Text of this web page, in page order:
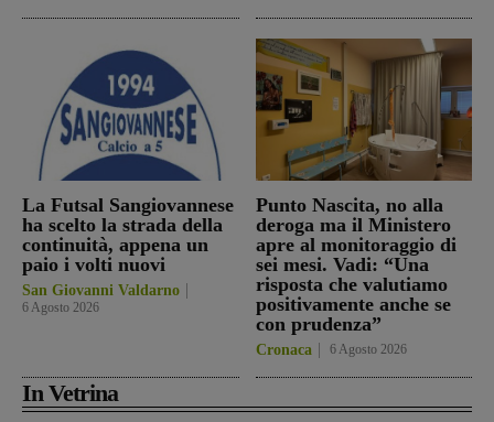
La Futsal Sangiovannese
ha scelto la strada della
continuità, appena un
paio i volti nuovi
San Giovanni Valdarno
6 Agosto 2026
Punto Nascita, no alla
deroga ma il Ministero
apre al monitoraggio di
sei mesi. Vadi: “Una
risposta che valutiamo
positivamente anche se
con prudenza”
Cronaca 6 Agosto 2026
In Vetrina